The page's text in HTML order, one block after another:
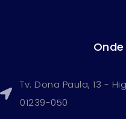
Tv. Dona Paula, 13 -
01239-050